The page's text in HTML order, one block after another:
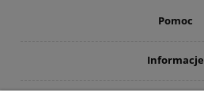
Pomoc
Informacje